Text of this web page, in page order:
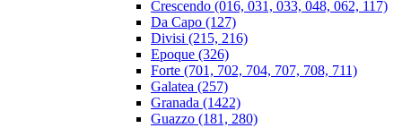
Crescendo (016, 031, 033, 048, 062, 117)
Da Capo (127)
Divisi (215, 216)
Epoque (326)
Forte (701, 702, 704, 707, 708, 711)
Galatea (257)
Granada (1422)
Guazzo (181, 280)